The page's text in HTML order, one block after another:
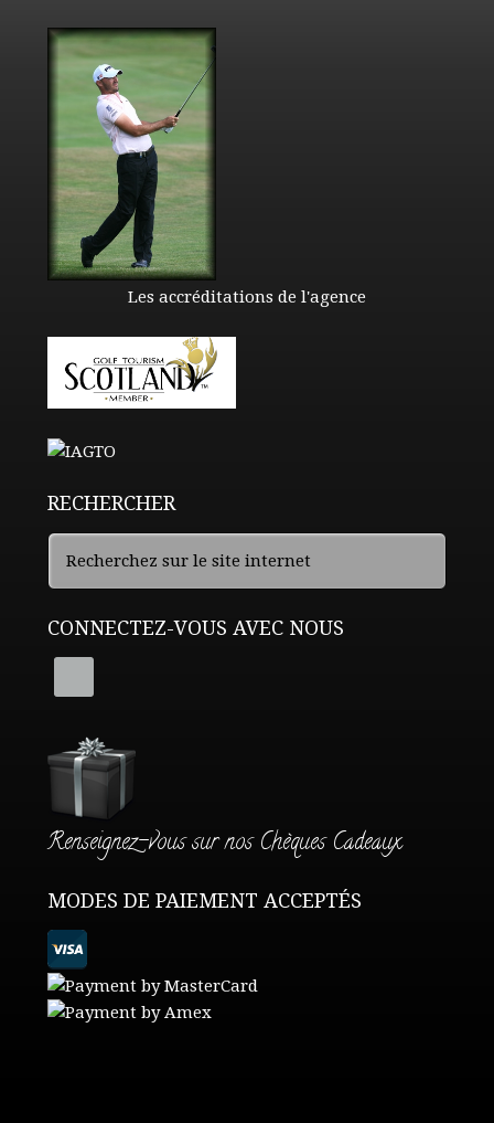
Les accréditations de l'agence
RECHERCHER
CONNECTEZ-VOUS AVEC NOUS
Renseignez-vous sur nos Chèques Cadeaux
MODES DE PAIEMENT ACCEPTÉS